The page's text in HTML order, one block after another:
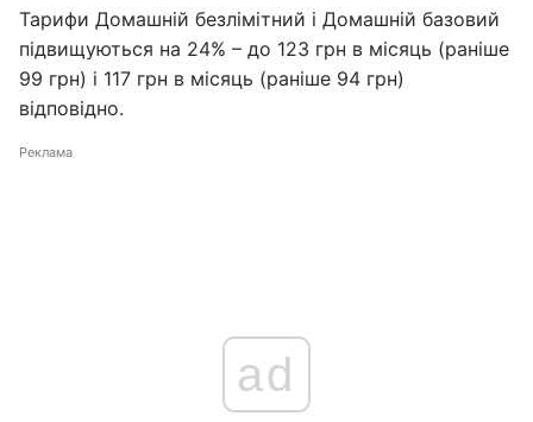
Тарифи Домашній безлімітний і Домашній базовий
підвищуються на 24% – до 123 грн в місяць (раніше
99 грн) і 117 грн в місяць (раніше 94 грн)
відповідно.
Реклама
ad